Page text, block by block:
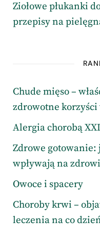
Ziołowe płukanki
przepisy na
Chude mięso –
zdrowotne korzyści
Alergia chorobą
Zdrowe gotowanie:
wpływają na
Owoce i spacery
Choroby krwi –
leczenia na co